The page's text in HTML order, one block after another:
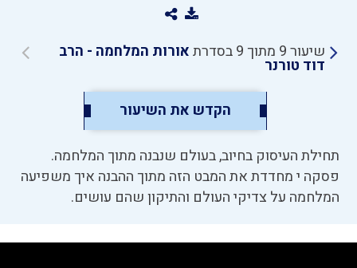
שיעור 9 מתוך 9 בסדרת אורות המלחמה - הרב
דוד טורנר
הקדש את השיעור
תחילת העיסוק בחיוב, בעולם שנבנה מתוך המלחמה.
פסקה י מחדדת את המבט הזה מתוך ההבנה איך משפיעה
המלחמה על צדיקי העולם והתיקון שהם עושים.